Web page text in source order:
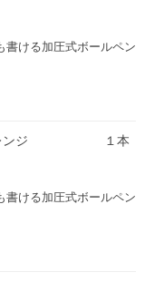
書ける加圧式ボールペン
オレンジ １本
書ける加圧式ボールペン